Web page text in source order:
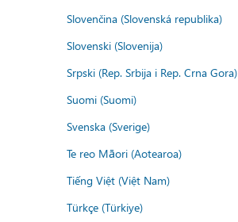
Slovenčina (Slovenská republika)
Slovenski (Slovenija)
Srpski (Rep. Srbija i Rep. Crna Gora)
Suomi (Suomi)
Svenska (Sverige)
Te reo Māori (Aotearoa)
Tiếng Việt (Việt Nam)
Türkçe (Türkiye)